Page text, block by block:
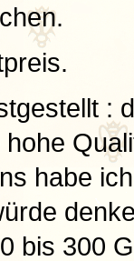
:
habe
bis 300